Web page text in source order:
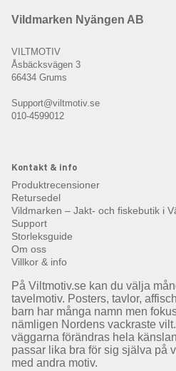
Vildmarken Nyängen AB
VILTMOTIV
Åsbäcksvägen 3
66434 Grums
Support@viltmotiv.se
010-4599012
Kontakt & info
Produktrecensioner
Retursedel
Vildmarken – Jakt- och fiskebutik i
Support
Storleksguide
Om oss
Villkor & info
På Viltmotiv.se kan du välja
tavelmotiv. Posters, tavlor,
barn har många namn men
nämligen Nordens vackraste
väggarna förändras hela
passar lika bra för sig själva på
med andra motiv.